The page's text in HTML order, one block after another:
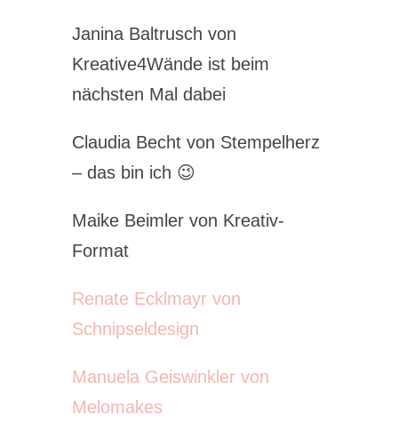
Janina Baltrusch von
Kreative4Wände ist beim
nächsten Mal dabei
Claudia Becht von Stempelherz
– das bin ich 😉
Maike Beimler von Kreativ-
Format
Renate Ecklmayr von
Schnipseldesign
Manuela Geiswinkler von
Melomakes